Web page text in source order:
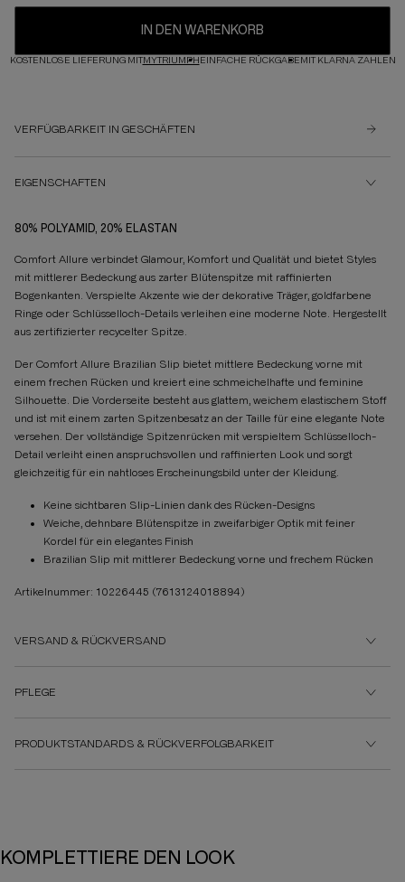
IN DEN WARENKORB
KOSTENLOSE LIEFERUNG MITMYTRIUMPHEINFACHE RÜCKGABEMIT KLARNA ZAHLEN
VERFÜGBARKEIT IN GESCHÄFTEN
EIGENSCHAFTEN
80% POLYAMID, 20% ELASTAN
Comfort Allure verbindet Glamour, Komfort und Qualität und bietet Styles
mit mittlerer Bedeckung aus zarter Blütenspitze mit raffinierten
Bogenkanten. Verspielte Akzente wie der dekorative Träger, goldfarbene
Ringe oder Schlüsselloch-Details verleihen eine moderne Note. Hergestellt
aus zertifizierter recycelter Spitze.
Der Comfort Allure Brazilian Slip bietet mittlere Bedeckung vorne mit
einem frechen Rücken und kreiert eine schmeichelhafte und feminine
Silhouette. Die Vorderseite besteht aus glattem, weichem elastischem Stoff
und ist mit einem zarten Spitzenbesatz an der Taille für eine elegante Note
versehen. Der vollständige Spitzenrücken mit verspieltem Schlüsselloch-
Detail verleiht einen anspruchsvollen und raffinierten Look und sorgt
gleichzeitig für ein nahtloses Erscheinungsbild unter der Kleidung.
Keine sichtbaren Slip-Linien dank des Rücken-Designs
Weiche, dehnbare Blütenspitze in zweifarbiger Optik mit feiner
Kordel für ein elegantes Finish
Brazilian Slip mit mittlerer Bedeckung vorne und frechem Rücken
Artikelnummer: 10226445 (7613124018894)
VERSAND & RÜCKVERSAND
PFLEGE
PRODUKTSTANDARDS & RÜCKVERFOLGBARKEIT
KOMPLETTIERE DEN LOOK